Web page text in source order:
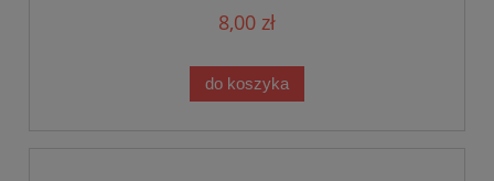
8,00 zł
do koszyka